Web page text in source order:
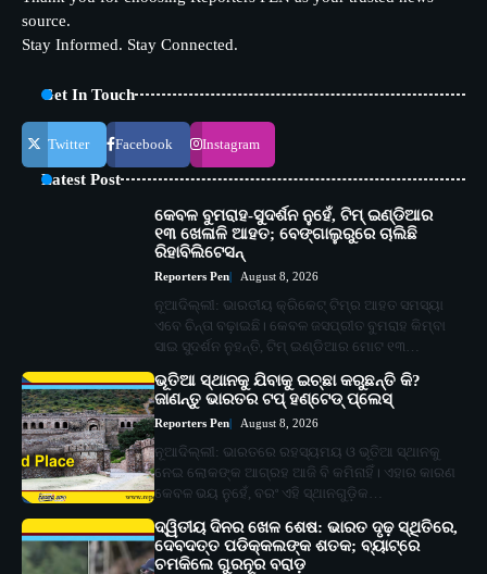
source.
Stay Informed. Stay Connected.
Get In Touch
Twitter Facebook Instagram
Latest Post
କେବଳ ବୁମରାହ-ସୁଦର୍ଶନ ନୁହେଁ, ଟିମ୍ ଇଣ୍ଡିଆର
୧୩ ଖେଳାଳି ଆହତ; ବେଙ୍ଗାଲୁରୁରେ ଚାଲିଛି
ରିହାବିଲିଟେସନ୍‌
Reporters Pen August 8, 2026
ନୂଆଦିଲ୍ଲୀ: ଭାରତୀୟ କ୍ରିକେଟ୍‌ ଟିମ୍‌ର ଆହତ ସମସ୍ୟା
ଏବେ ଚିନ୍ତା ବଢ଼ାଇଛି। କେବଳ ଜସପ୍ରୀତ ବୁମରାହ କିମ୍ବା
ସାଇ ସୁଦର୍ଶନ ନୁହନ୍ତି, ଟିମ୍ ଇଣ୍ଡିଆର ମୋଟ ୧୩…
ଭୂତିଆ ସ୍ଥାନକୁ ଯିବାକୁ ଇଚ୍ଛା କରୁଛନ୍ତି କି?
ଜାଣନ୍ତୁ ଭାରତର ଟପ୍‌ ହଣ୍ଟେଡ୍‌ ପ୍ଲେସ୍‌
Reporters Pen August 8, 2026
ନୂଆଦିଲ୍ଲୀ: ଭାରତରେ ରହସ୍ୟମୟ ଓ ଭୂତିଆ ସ୍ଥାନକୁ
ନେଇ ଲୋକଙ୍କ ଆଗ୍ରହ ଆଜି ବି କମିନାହିଁ। ଏହାର କାରଣ
କେବଳ ଭୟ ନୁହେଁ, ବରଂ ଏହି ସ୍ଥାନଗୁଡ଼ିକ…
ଦ୍ୱିତୀୟ ଦିନର ଖେଳ ଶେଷ: ଭାରତ ଦୃଢ଼ ସ୍ଥିତିରେ,
ଦେବଦତ୍ତ ପଡିକ୍କଲଙ୍କ ଶତକ; ବ୍ୟାଟ୍‌ରେ
ଚମକିଲେ ଗୁରନୂର ବରାଡ଼